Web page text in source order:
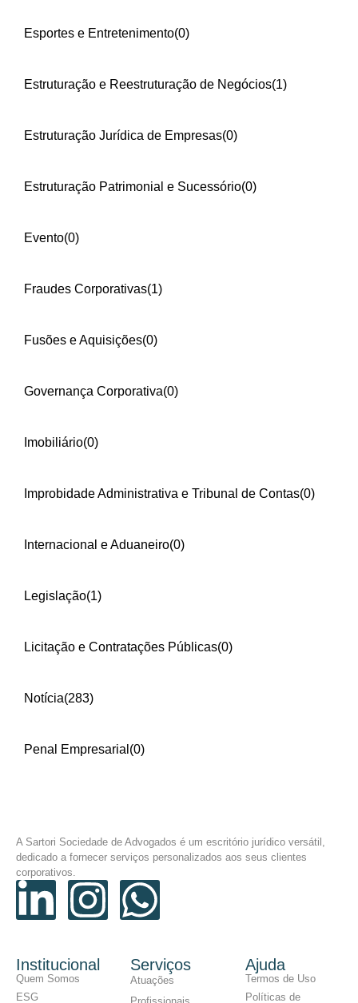
Esportes e Entretenimento(0)
Estruturação e Reestruturação de Negócios(1)
Estruturação Jurídica de Empresas(0)
Estruturação Patrimonial e Sucessório(0)
Evento(0)
Fraudes Corporativas(1)
Fusões e Aquisições(0)
Governança Corporativa(0)
Imobiliário(0)
Improbidade Administrativa e Tribunal de Contas(0)
Internacional e Aduaneiro(0)
Legislação(1)
Licitação e Contratações Públicas(0)
Notícia(283)
Penal Empresarial (0)
A Sartori Sociedade de Advogados é um escritório jurídico versátil,
dedicado a fornecer serviços personalizados aos seus clientes
corporativos.
Institucional
Quem Somos
ESG
Serviços
Atuações
Ajuda
Termos de Uso
Políticas de